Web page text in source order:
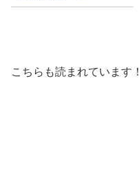
こちらも読まれています！